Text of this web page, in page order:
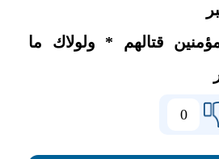
قتالهم * ولولاك ما
0